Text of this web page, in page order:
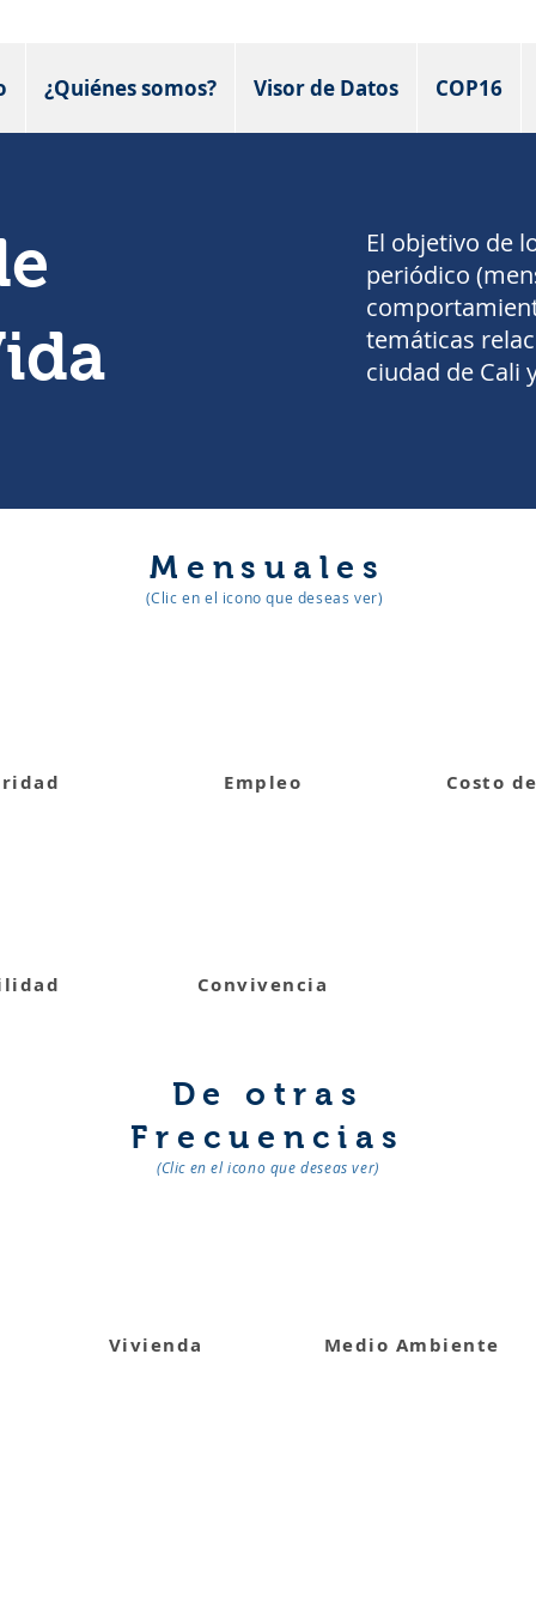
¿Quiénes somos? Visor de Datos COP16
El objetivo de
periódico
temáticas
ciudad de Cali
Mensuales
(Clic en el icono que deseas ver)
Empleo
Convivencia
Costo
De otras
Frecuencias
(Clic en el icono que deseas ver)
Vivienda Medio Ambiente